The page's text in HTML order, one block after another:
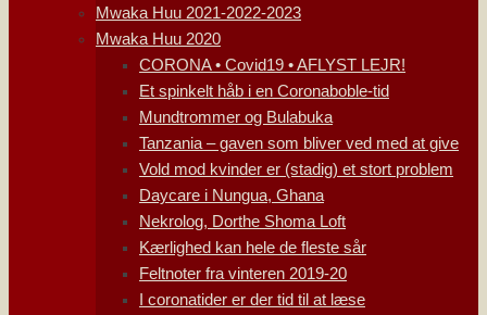
Mwaka Huu 2021-2022-2023
Mwaka Huu 2020
CORONA • Covid19 • AFLYST LEJR!
Et spinkelt håb i en Coronaboble-tid
Mundtrommer og Bulabuka
Tanzania – gaven som bliver ved med at give
Vold mod kvinder er (stadig) et stort problem
Daycare i Nungua, Ghana
Nekrolog, Dorthe Shoma Loft
Kærlighed kan hele de fleste sår
Feltnoter fra vinteren 2019-20
I coronatider er der tid til at læse